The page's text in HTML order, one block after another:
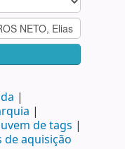
de tags
de aquisição